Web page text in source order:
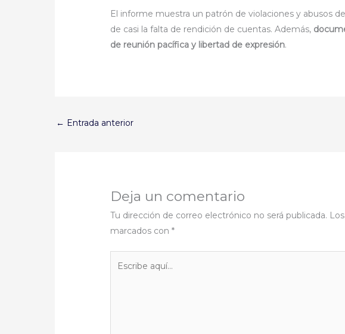
El informe muestra un patrón de violaciones y abusos
de casi la falta de rendición de cuentas. Además,
de reunión pacífica y libertad de expresión.
← Entrada anterior
Deja un comentario
Tu dirección de correo electrónico no será publicada.
marcados con*